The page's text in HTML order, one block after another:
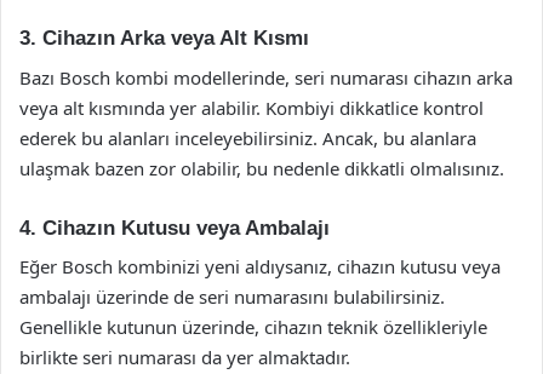
3. Cihazın Arka veya Alt Kısmı
Bazı Bosch kombi modellerinde, seri numarası cihazın arka
veya alt kısmında yer alabilir. Kombiyi dikkatlice kontrol
ederek bu alanları inceleyebilirsiniz. Ancak, bu alanlara
ulaşmak bazen zor olabilir, bu nedenle dikkatli olmalısınız.
4. Cihazın Kutusu veya Ambalajı
Eğer Bosch kombinizi yeni aldıysanız, cihazın kutusu veya
ambalajı üzerinde de seri numarasını bulabilirsiniz.
Genellikle kutunun üzerinde, cihazın teknik özellikleriyle
birlikte seri numarası da yer almaktadır.